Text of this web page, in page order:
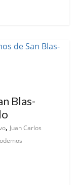
Blas-
, Juan Carlos